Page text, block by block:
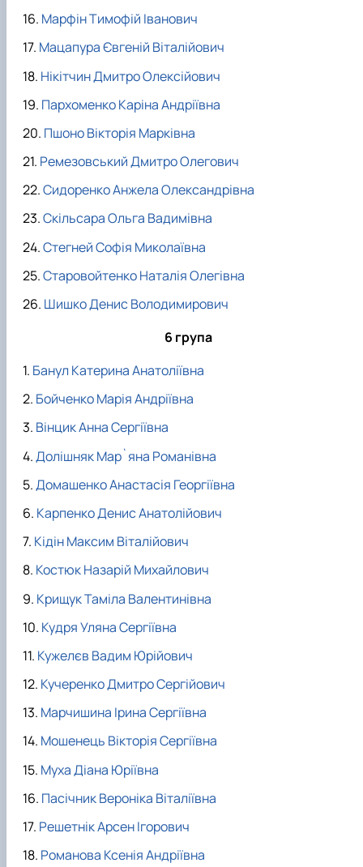
Марфін Тимофій Іванович
Мацапура Євгеній Віталійович
Нікітчин Дмитро Олексійович
Пархоменко Каріна Андріївна
Пшоно Вікторія Марківна
Ремезовський Дмитро Олегович
Сидоренко Анжела Олександрівна
Скільсара Ольга Вадимівна
Стегней Софія Миколаївна
Старовойтенко Наталія Олегівна
Шишко Денис Володимирович
6 група
Банул Катерина Анатоліївна
Бойченко Марія Андріївна
Вінцик Анна Сергіївна
Долішняк Мар`яна Романівна
Домашенко Анастасія Георгіївна
Карпенко Денис Анатолійович
Кідін Максим Віталійович
Костюк Назарій Михайлович
Крищук Таміла Валентинівна
Кудря Уляна Сергіївна
Кужелєв Вадим Юрійович
Кучеренко Дмитро Сергійович
Марчишина Ірина Сергіївна
Мошенець Вікторія Сергіївна
Муха Діана Юріївна
Пасічник Вероніка Віталіївна
Решетнік Арсен Ігорович
Романова Ксенія Андріївна